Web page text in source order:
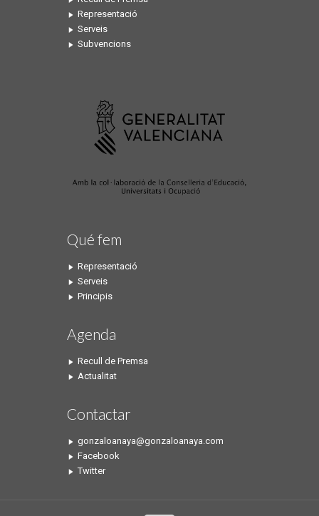
Representació
Serveis
Subvencions
Qué fem
Representació
Serveis
Principis
Agenda
Recull de Premsa
Actualitat
Contactar
gonzaloanaya@gonzaloanaya.com
Facebook
Twitter